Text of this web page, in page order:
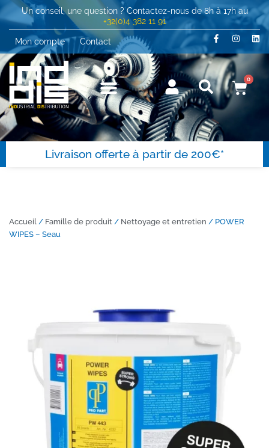
Un conseil, une question ? Contactez-nous de 8h à 17h au
+32(0)4 382 11 91
Mon compte
Contact
0
Livraison offerte à partir de 200€*
Accueil / Famille de produit / Nettoyage et entretien / POWER
WIPES – Seau